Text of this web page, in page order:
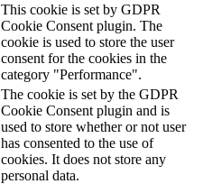
This cookie is set by GDPR
Cookie Consent plugin. The
cookie is used to store the user
consent for the cookies in the
category "Performance".
The cookie is set by the GDPR
Cookie Consent plugin and is
used to store whether or not user
has consented to the use of
cookies. It does not store any
personal data.